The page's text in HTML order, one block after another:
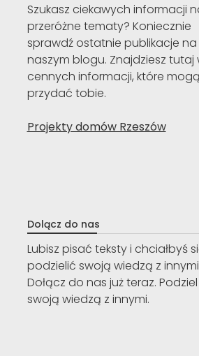
Szukasz ciekawych informacji
przeróżne tematy? Koniecznie
sprawdź ostatnie publikacje na
naszym blogu. Znajdziesz tutaj
cennych informacji, które
przydać tobie.
Projekty domów Rzeszów
Dolącz do nas
Lubisz pisać teksty i chciałbyś
podzielić swoją wiedzą z
Dołącz do nas już teraz.
swoją wiedzą z innymi.